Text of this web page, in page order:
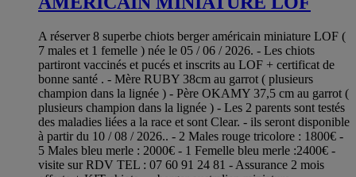
A réserver 8 superbe chiots berger américain miniature LOF (
7 males et 1 femelle ) née le 05 / 06 / 2026. - Les chiots
partiront vaccinés et pucés et inscrits au LOF + certificat de
bonne santé . - Mère RUBY 38cm au garrot ( plusieurs
champion dans la lignée ) - Père OKAMY 37,5 cm au garrot (
plusieurs champion dans la lignée ) - Les 2 parents sont testés
des maladies liées a la race et sont Clear. - ils seront disponible
à partir du 10 / 08 / 2026.. - 2 Males rouge tricolore : 1800€ -
5 Males bleu merle : 2000€ - 1 Femelle bleu merle :2400€ -
visite sur RDV TEL : 07 60 91 24 81 - Assurance 2 mois